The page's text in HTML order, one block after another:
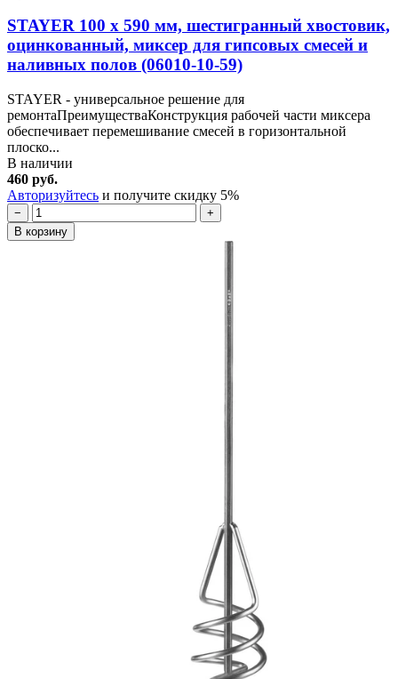
STAYER 100 х 590 мм, шестигранный хвостовик,
оцинкованный, миксер для гипсовых смесей и
наливных полов (06010-10-59)
STAYER - универсальное решение для
ремонтаПреимуществаКонструкция рабочей части миксера
обеспечивает перемешивание смесей в горизонтальной
плоско...
В наличии
460 руб.
Авторизуйтесь и получите скидку 5%
−
+
В корзину